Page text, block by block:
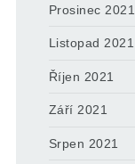
Prosinec 2021
Listopad 2021
Říjen 2021
Září 2021
Srpen 2021